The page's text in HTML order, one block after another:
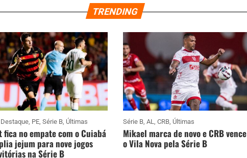
TRENDING
Destaque, PE, Série B, Últimas
fica no empate com o Cuiabá
jejum para nove jogos
na Série B
Série B, AL, CRB, Últimas
Mikael marca de novo e CRB vence
o Vila Nova pela Série B